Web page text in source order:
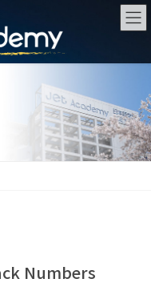
Numbers